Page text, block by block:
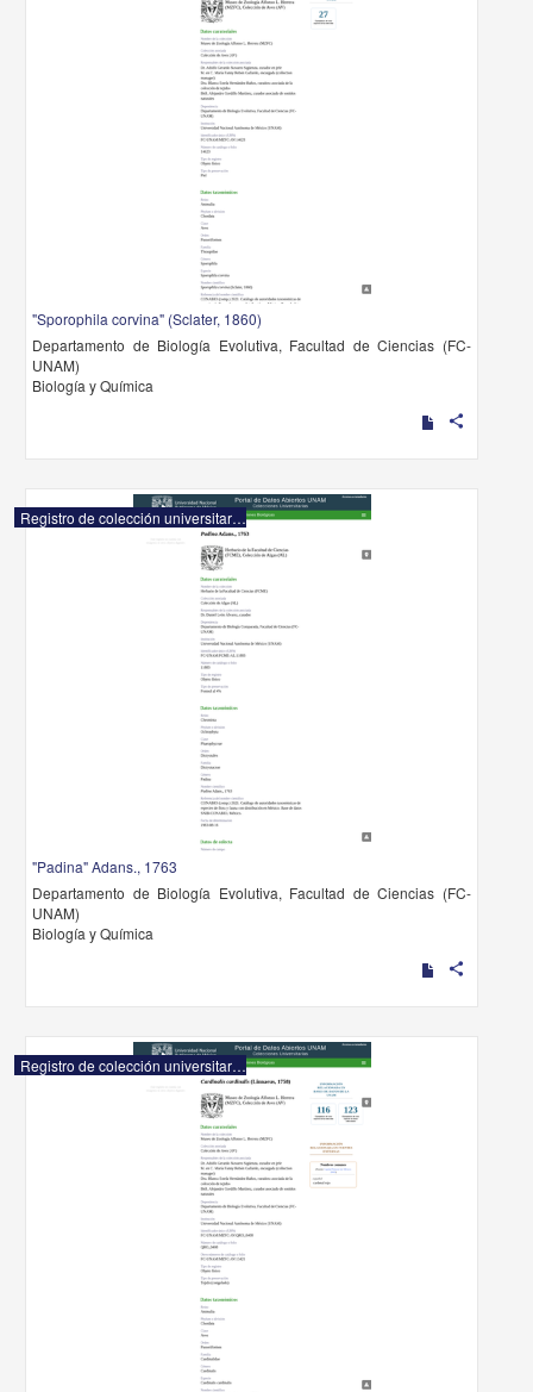
"Sporophila corvina" (Sclater, 1860)
Departamento de Biología Evolutiva, Facultad de Ciencias (FC-
UNAM)
Biología y Química
share
Registro de colección universitaria
"Padina" Adans., 1763
Departamento de Biología Evolutiva, Facultad de Ciencias (FC-
UNAM)
Biología y Química
share
Registro de colección universitaria